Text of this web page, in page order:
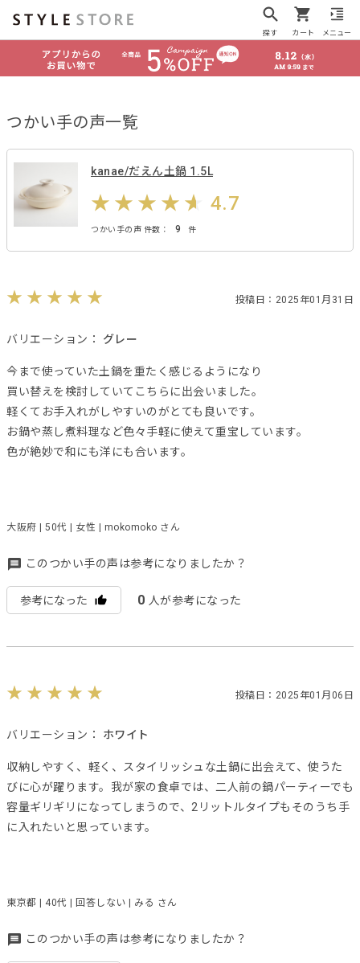
探す カート メニュー
つかい手の声一覧
kanae/だえん土鍋 1.5L
4.7
つかい手の声 件数： 9 件
投稿日：2025年01月31日
バリエーション： グレー
今まで使っていた土鍋を重たく感じるようになり
買い替えを検討していてこちらに出会いました。
軽くてお手入れがしやすいのがとても良いです。
お鍋や蒸し煮料理など色々手軽に使えて重宝しています。
色が絶妙で和にも洋にも合います。
大阪府 | 50代 | 女性 | mokomoko さん
このつかい手の声は参考になりましたか？
参考になった 0 人が参考になった
投稿日：2025年01月06日
バリエーション： ホワイト
収納しやすく、軽く、スタイリッシュな土鍋に出会えて、使うた
びに心が躍ります。我が家の食卓では、二人前の鍋パーティーでも
容量ギリギリになってしまうので、2リットルタイプもそのうち手
に入れたいと思っています。
東京都 | 40代 | 回答しない | みる さん
このつかい手の声は参考になりましたか？